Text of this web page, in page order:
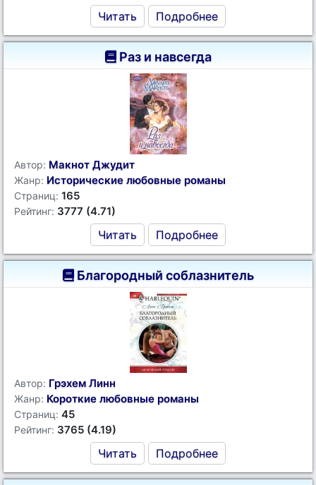
Читать Подробнее
Раз и навсегда
Автор: Макнот Джудит
Жанр: Исторические любовные романы
Страниц: 165
Рейтинг: 3777 (4.71)
Читать Подробнее
Благородный соблазнитель
Автор: Грэхем Линн
Жанр: Короткие любовные романы
Страниц: 45
Рейтинг: 3765 (4.19)
Читать Подробнее